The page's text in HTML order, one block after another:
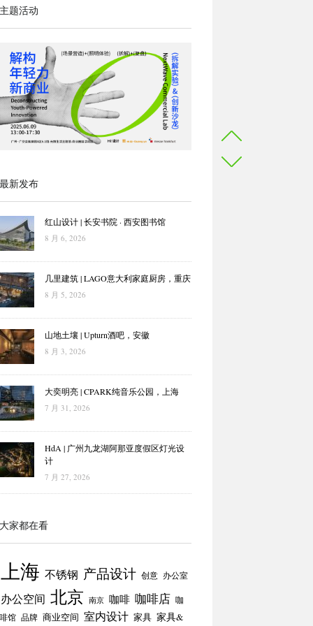
题活动
新发布
红山设计 | 长安书院 · 西安图书馆
8 月 6, 2026
几里建筑 | LAGO意大利家庭厨房，重庆
8 月 5, 2026
山地土壤 | Upturn酒吧，安徽
8 月 3, 2026
大奕明亮 | CPARK纯音乐公园，上海
7 月 31, 2026
HdA | 广州九龙湖阿那亚度假区灯光设
计
7 月 27, 2026
家都在看
上海 不锈钢 产品设计 创意 办公室
办公空间 北京 南京 咖啡 咖啡店 咖
馆 品牌 商业空间 室内设计 家具 家具&